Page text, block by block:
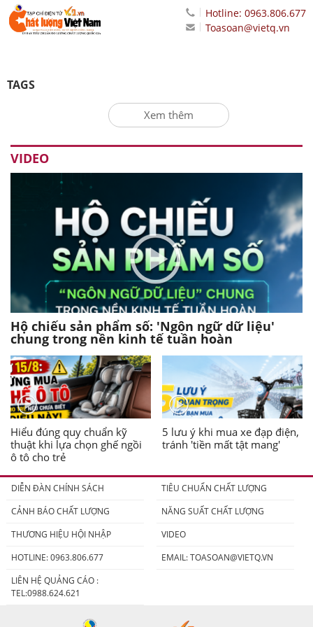
Hotline: 0963.806.677
Toasoan@vietq.vn
TAGS
Xem thêm
VIDEO
Hộ chiếu sản phẩm số: 'Ngôn ngữ dữ liệu'
chung trong nền kinh tế tuần hoàn
Hiểu đúng quy chuẩn kỹ
thuật khi lựa chọn ghế ngồi
ô tô cho trẻ
5 lưu ý khi mua xe đạp điện,
tránh 'tiền mất tật mang'
DIỄN ĐÀN CHÍNH SÁCH
TIÊU CHUẨN CHẤT LƯỢNG
CẢNH BÁO CHẤT LƯỢNG
NĂNG SUẤT CHẤT LƯỢNG
THƯƠNG HIỆU HỘI NHẬP
VIDEO
HOTLINE: 0963.806.677
EMAIL:TOASOAN@VIETQ.VN
LIÊN HỆ QUẢNG CÁO :
TEL:0988.624.621